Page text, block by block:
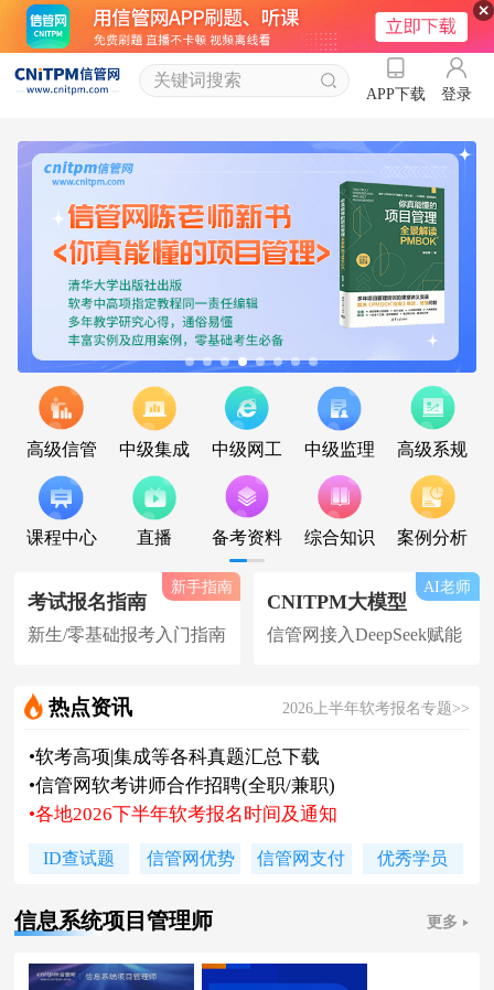
APP下载 登录
高级信管 中级集成 中级网工 中级监理 高级系规
课程中心 直播 备考资料 综合知识 案例分析
考试报名指南
新生/零基础报考入门指南
新手指南
CNITPM大模型
信管网接入DeepSeek赋能
AI老师
热点资讯 2026上半年软考报名专题>>
•软考高项|集成等各科真题汇总下载
•信管网软考讲师合作招聘(全职/兼职)
•各地2026下半年软考报名时间及通知
陈老师新书《你真能懂的项目管理》
•题库 [ 每日一练/章节题/原创精编题 ]
ID查试题 信管网优势 信管网支付 优秀学员
信息系统项目管理师 更多